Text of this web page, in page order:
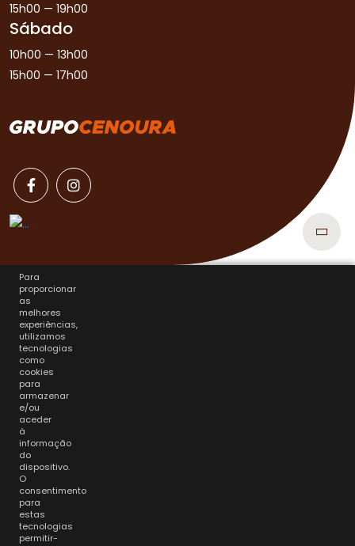
15h00 — 19h00
Sábado
10h00 — 13h00
15h00 — 17h00
Para
proporcionar
as
melhores
experiências,
utilizamos
tecnologias
como
cookies
para
armazenar
e/ou
aceder
à
informação
do
dispositivo.
O
consentimento
para
estas
tecnologias
permitir-